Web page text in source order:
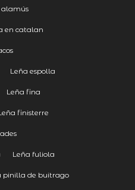
alamús
en catalan
Leña espolla
Leña fina
finisterre
Leña fuliola
pinilla de buitrago